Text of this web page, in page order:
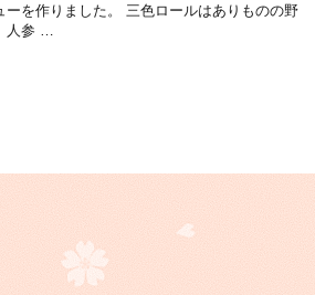
ーを作りました。 三色ロールはありものの野
人参 …